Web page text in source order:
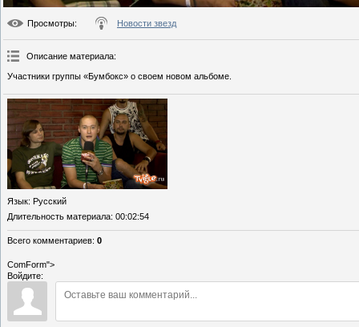
Просмотры: Новости звезд
Описание материала:
Участники группы «Бумбокс» о своем новом альбоме.
Язык: Русский
Длительность материала: 00:02:54
Всего комментариев: 0
ComForm">
Войдите: